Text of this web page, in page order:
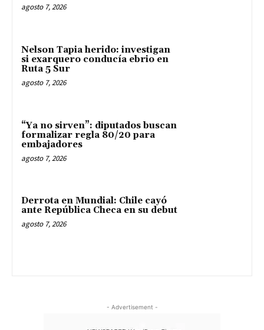
agosto 7, 2026
Nelson Tapia herido: investigan
si exarquero conducía ebrio en
Ruta 5 Sur
agosto 7, 2026
“Ya no sirven”: diputados buscan
formalizar regla 80/20 para
embajadores
agosto 7, 2026
Derrota en Mundial: Chile cayó
ante República Checa en su debut
agosto 7, 2026
- Advertisement -